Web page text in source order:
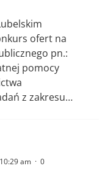
ofert na
pn.:
pomocy
z zakresu…
am · 0